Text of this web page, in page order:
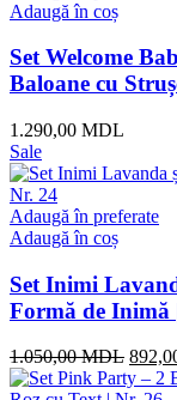
Adaugă în coș
Set Welcome
Baloane cu
1.290,00 MDL
Sale
Adaugă în preferate
Adaugă în coș
Set Inimi
Formă de Inimă
1.050,00MDL Prețul
inițial